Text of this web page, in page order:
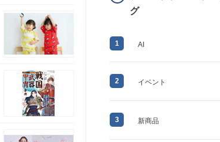
グ
1 AI
2 イベント
3 新商品